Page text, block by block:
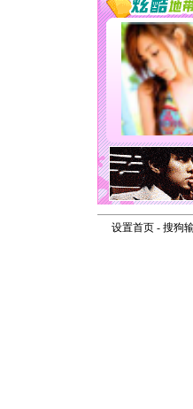
设置首页- 搜狗